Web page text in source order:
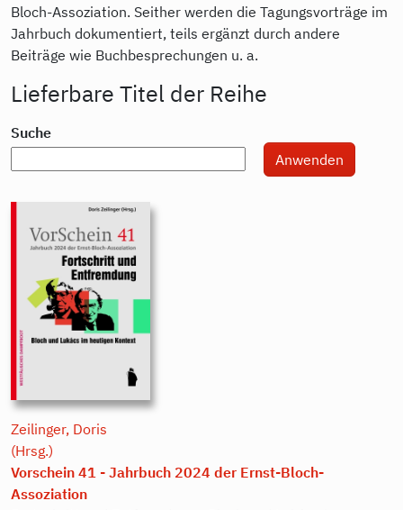
Bloch-Assoziation. Seither werden die Tagungsvorträge im
Jahrbuch dokumentiert, teils ergänzt durch andere
Beiträge wie Buchbesprechungen u. a.
Lieferbare Titel der Reihe
Suche
Zeilinger, Doris
(Hrsg.)
Vorschein 41 - Jahrbuch 2024 der Ernst-Bloch-
Assoziation